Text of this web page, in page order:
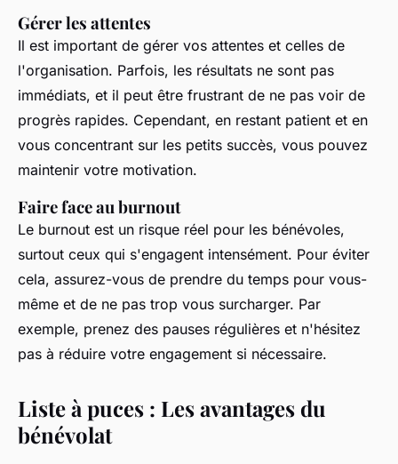
Gérer les attentes
Il est important de gérer vos attentes et celles de
l'organisation. Parfois, les résultats ne sont pas
immédiats, et il peut être frustrant de ne pas voir de
progrès rapides. Cependant, en restant patient et en
vous concentrant sur les petits succès, vous pouvez
maintenir votre motivation.
Faire face au burnout
Le burnout est un risque réel pour les bénévoles,
surtout ceux qui s'engagent intensément. Pour éviter
cela, assurez-vous de prendre du temps pour vous-
même et de ne pas trop vous surcharger. Par
exemple, prenez des pauses régulières et n'hésitez
pas à réduire votre engagement si nécessaire.
Liste à puces : Les avantages du
bénévolat